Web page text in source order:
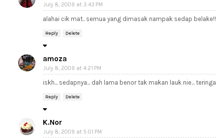
July 8, 2009 at 3:43 PM
alahai cik mat.. semua yang dimasak nampak sedap
Reply Delete
amoza
July 8, 2009 at 4:21 PM
iskh... sedapnya... dah lama benor tak makan lauk nie...
Reply Delete
K.Nor
July 8, 2009 at 5:01 PM